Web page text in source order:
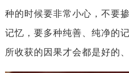
种的时候要非常小心，不要
记忆，要多种纯善、纯净的
所收获的因果才会都是好的